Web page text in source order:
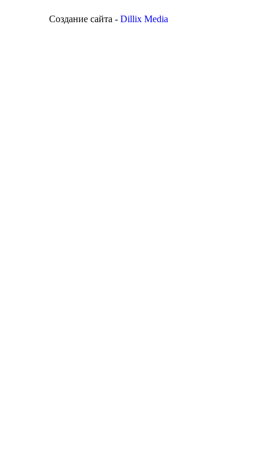
Создание сайта - Dillix Media